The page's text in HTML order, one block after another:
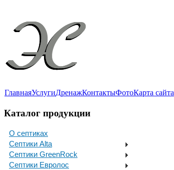
ГлавнаяУслугиДренажКонтактыФотоКарта сайта
Каталог продукции
О септиках
Септики Alta
Септики GreenRock
Септики Евролос